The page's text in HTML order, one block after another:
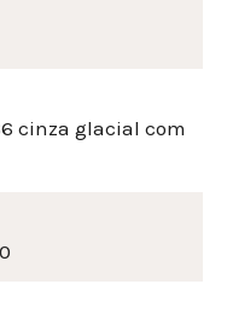
cinza glacial com